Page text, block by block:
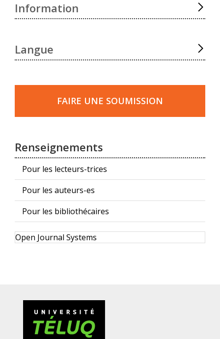
Information
Langue
FAIRE UNE SOUMISSION
Renseignements
Pour les lecteurs-trices
Pour les auteurs-es
Pour les bibliothécaires
Développé
par
Open Journal Systems